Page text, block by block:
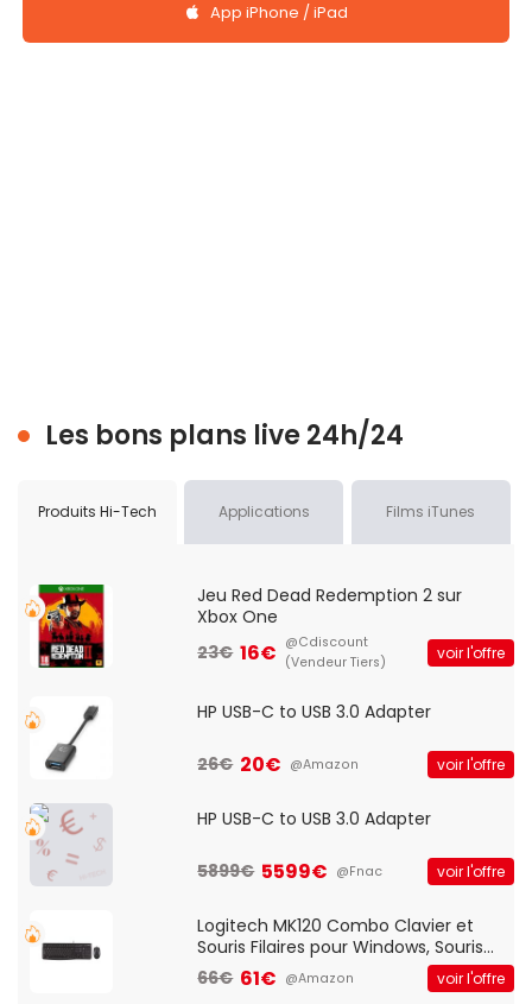
App iPhone / iPad
Les bons plans live 24h/24
Produits Hi-Tech Applications Films iTunes
Jeu Red Dead Redemption 2 sur
Xbox One
23€ 16€ @Cdiscount
(Vendeur Tiers)
voir l'offre
HP USB-C to USB 3.0 Adapter
26€ 20€ @Amazon voir l'offre
HP USB-C to USB 3.0 Adapter
5899€ 5599€ @Fnac voir l'offre
Logitech MK120 Combo Clavier et
Souris Filaires pour Windows, Souris
Optique Filaire, Connexion USB Plug
And Play, Confortable, Taille
66€ 61€ @Amazon voir l'offre